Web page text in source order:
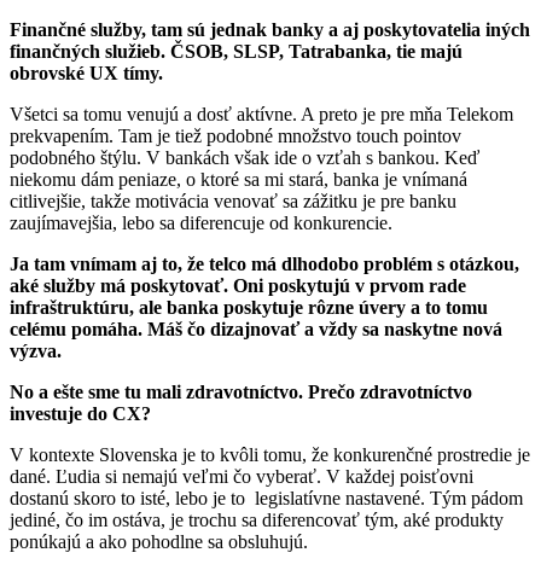
Finančné služby, tam sú jednak banky a aj poskytovatelia iných
finančných služieb. ČSOB, SLSP, Tatrabanka, tie majú
obrovské UX tímy.
Všetci sa tomu venujú a dosť aktívne. A preto je pre mňa Telekom
prekvapením. Tam je tiež podobné množstvo touch pointov
podobného štýlu. V bankách však ide o vzťah s bankou. Keď
niekomu dám peniaze, o ktoré sa mi stará, banka je vnímaná
citlivejšie, takže motivácia venovať sa zážitku je pre banku
zaujímavejšia, lebo sa diferencuje od konkurencie.
Ja tam vnímam aj to, že telco má dlhodobo problém s otázkou,
aké služby má poskytovať. Oni poskytujú v prvom rade
infraštruktúru, ale banka poskytuje rôzne úvery a to tomu
celému pomáha. Máš čo dizajnovať a vždy sa naskytne nová
výzva.
No a ešte sme tu mali zdravotníctvo. Prečo zdravotníctvo
investuje do CX?
V kontexte Slovenska je to kvôli tomu, že konkurenčné prostredie je
dané. Ľudia si nemajú veľmi čo vyberať. V každej poisťovni
dostanú skoro to isté, lebo je to legislatívne nastavené. Tým pádom
jediné, čo im ostáva, je trochu sa diferencovať tým, aké produkty
ponúkajú a ako pohodlne sa obsluhujú.